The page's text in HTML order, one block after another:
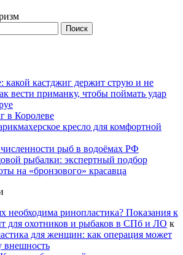
какой кастджиг держит струю и не
вести приманку, чтобы поймать удар
в Королеве
кресло для комфортной
рыб в водоёмах РФ
рыбалки: экспертный подбор
на «бронзового» красавца
необходима ринопластика? Показания к
для охотников и рыбаков в СПб и ЛО к
для женщин: как операция может
внешность